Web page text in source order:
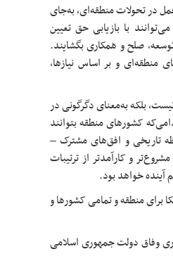
در تحولات منطقه‌ای، به‌جای
با بازیابی حق تعیین
صلح و همکاری بگشایند.
منطقه‌ای و بر اساس نیازها،
بلکه به‌معنای دگرگونی در
کشورهای منطقه بتوانند
تاریخی و افق‌های مشترک –
و کارآمدتر از ترتیبات
آینده خواهد بود.
برای منطقه و تمامی کشورها و
وفاق دولت جمهوری اسلامی